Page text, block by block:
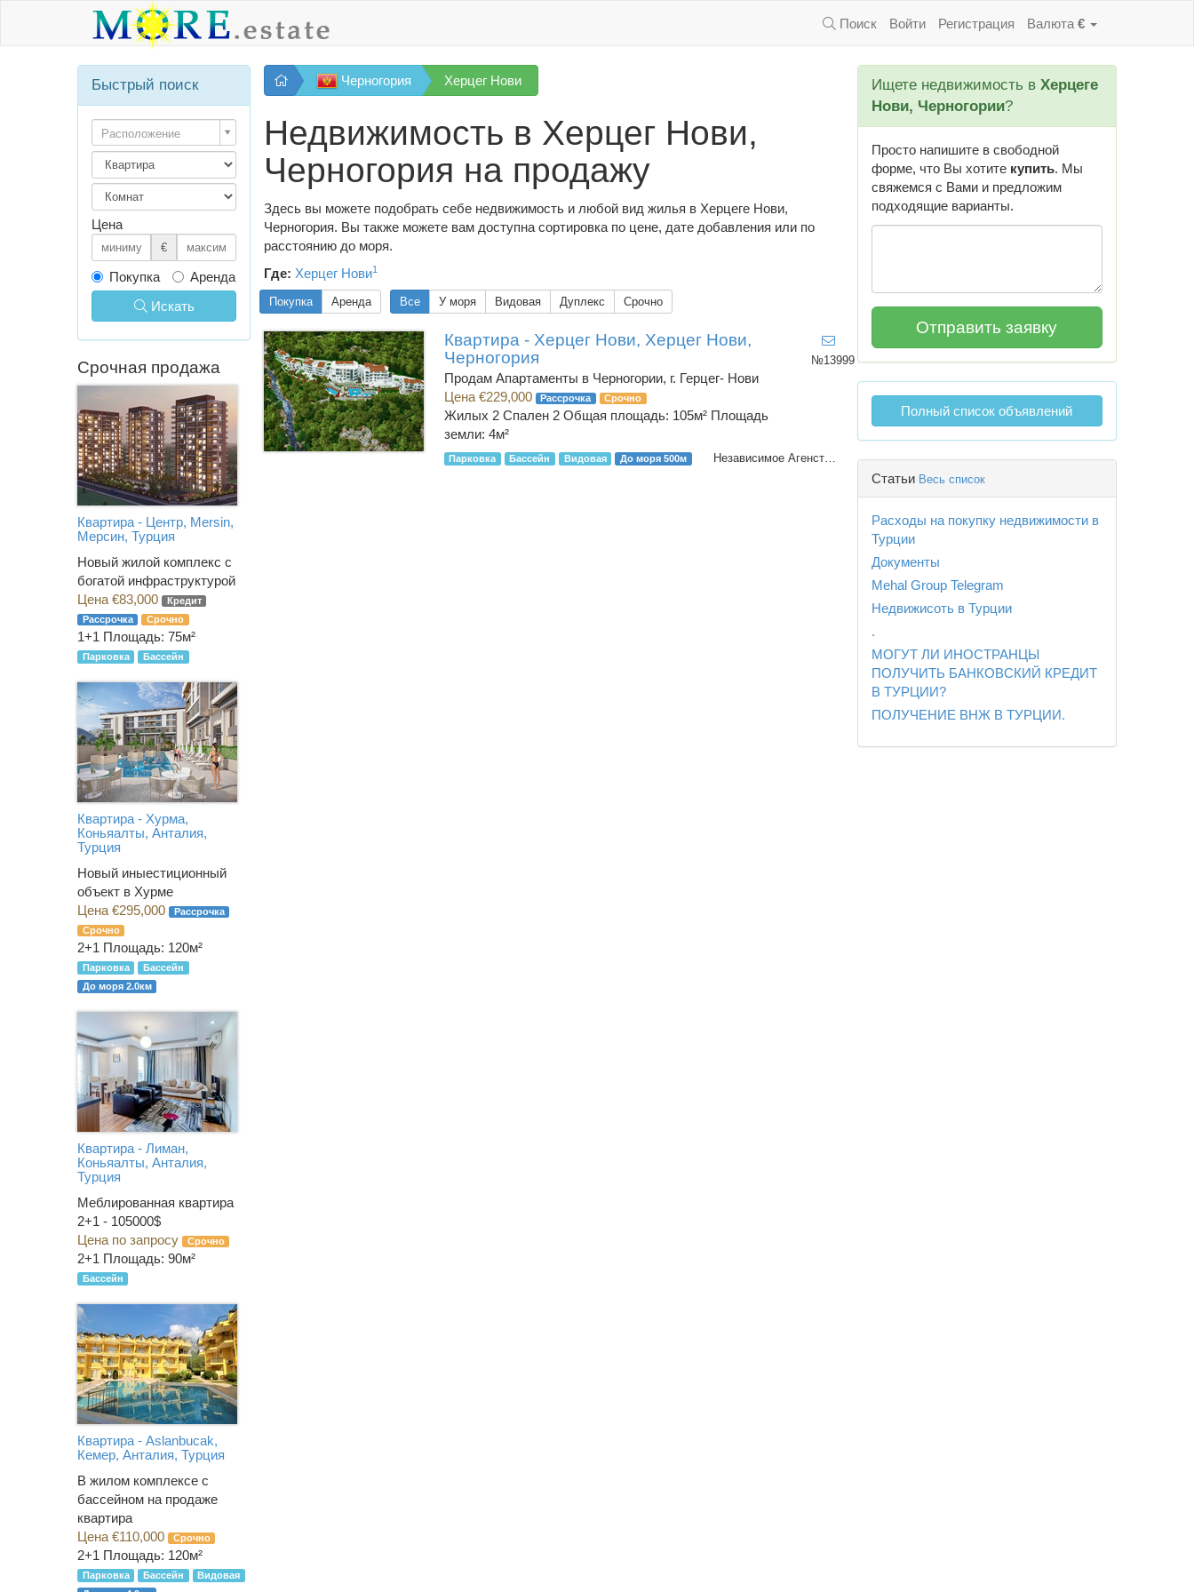
Поиск Войти Регистрация Валюта €
Черногория Херцег Нови
Недвижимость в Херцег Нови,
Черногория на продажу
Здесь вы можете подобрать себе недвижимость и любой вид жилья в Херцеге Нови,
Черногория. Вы также можете вам доступна сортировка по цене, дате добавления или по
расстоянию до моря.
Где: Херцег Нови1
Покупка Аренда Все У моря Видовая Дуплекс Срочно
Квартира - Херцег Нови, Херцег Нови,
Черногория
Продам Апартаменты в Черногории, г. Герцег- Нови
Цена €229,000
Рассрочка Срочно
Жилых 2 Спален 2 Общая площадь: 105м² Площадь
земли: 4м²
Парковка Бассейн Видовая До моря 500м Независимое Агенство Недвижимости
№13999
Ищете недвижимость в Херцеге
Нови, Черногории?
Просто напишите в свободной
форме, что Вы хотите купить. Мы
свяжемся с Вами и предложим
подходящие варианты.
Полный список объявлений
Статьи Весь список
Расходы на покупку недвижимости в
Турции
Документы
Mehal Group Telegram
Недвижисоть в Турции
.
МОГУТ ЛИ ИНОСТРАНЦЫ
ПОЛУЧИТЬ БАНКОВСКИЙ КРЕДИТ
В ТУРЦИИ?
ПОЛУЧЕНИЕ ВНЖ В ТУРЦИИ.
Быстрый поиск
Расположение
Цена
€
Покупка
Аренда
Искать
Срочная продажа
Квартира - Центр, Mersin,
Мерсин, Турция
Новый жилой комплекс с
богатой инфраструктурой
Цена €83,000
Кредит
Рассрочка
Срочно
1+1 Площадь: 75м²
Парковка Бассейн
Квартира - Хурма,
Коньяалты, Анталия,
Турция
Новый иныестиционный
объект в Хурме
Цена €295,000
Рассрочка
Срочно
2+1 Площадь: 120м²
Парковка
Бассейн
До моря 2.0км
Квартира - Лиман,
Коньяалты, Анталия,
Турция
Меблированная квартира
2+1 - 105000$
Цена по запросу
Срочно
2+1 Площадь: 90м²
Бассейн
Квартира - Aslanbucak,
Кемер, Анталия, Турция
В жилом комплексе с
бассейном на продаже
квартира
Цена €110,000
Срочно
2+1 Площадь: 120м²
Парковка Бассейн
Видовая